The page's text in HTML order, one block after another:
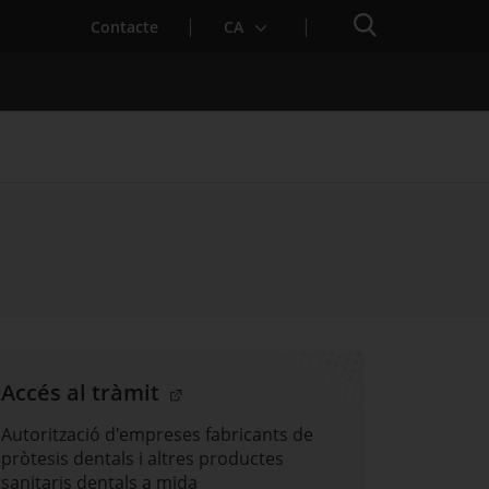
Contacte CA Cercador
Accés al tràmit . Obre en una nova finestra.
Autorització d'empreses fabricants de
pròtesis dentals i altres productes
sanitaris dentals a mida